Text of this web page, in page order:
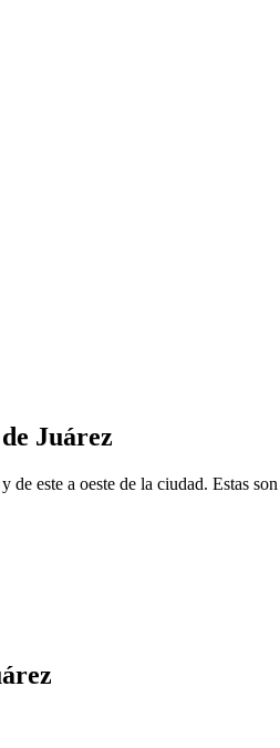
Juárez
este a oeste de la ciudad. Estas